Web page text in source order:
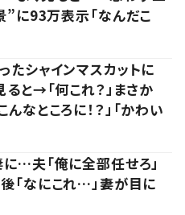
に93万表示「なんだこ
たシャインマスカットに
ると→「何これ？」まさか
なところに！？」「かわい
…夫「俺に全部任せろ」
「なにこれ…」妻が目に